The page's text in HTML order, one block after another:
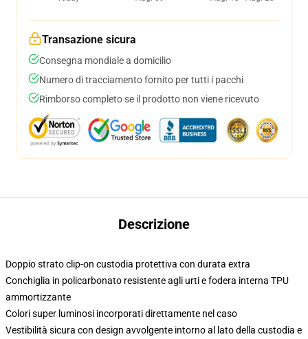
Transazione sicura
Consegna mondiale a domicilio
Numero di tracciamento fornito per tutti i pacchi
Rimborso completo se il prodotto non viene ricevuto
Descrizione
Doppio strato clip-on custodia protettiva con durata extra
Conchiglia in policarbonato resistente agli urti e fodera interna TPU
ammortizzante
Colori super luminosi incorporati direttamente nel caso
Vestibilità sicura con design avvolgente intorno al lato della custodia e